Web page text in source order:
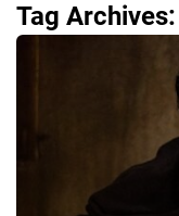
Tag Archives: